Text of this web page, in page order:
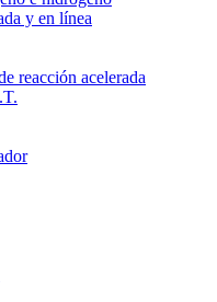
y en línea
reacción acelerada